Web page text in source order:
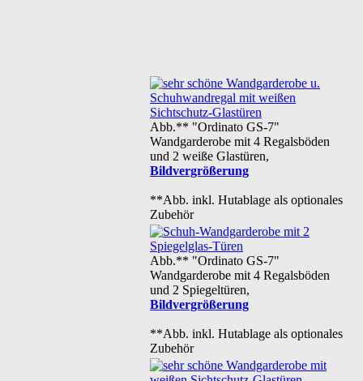
Abb.** "Ordinato GS-7"
Wandgarderobe mit 4 Regalsböden
und 2 weiße Glastüren,
Bildvergrößerung
**Abb. inkl. Hutablage als optionales
Zubehör
Abb.** "Ordinato GS-7"
Wandgarderobe mit 4 Regalsböden
und 2 Spiegeltüren,
Bildvergrößerung
**Abb. inkl. Hutablage als optionales
Zubehör